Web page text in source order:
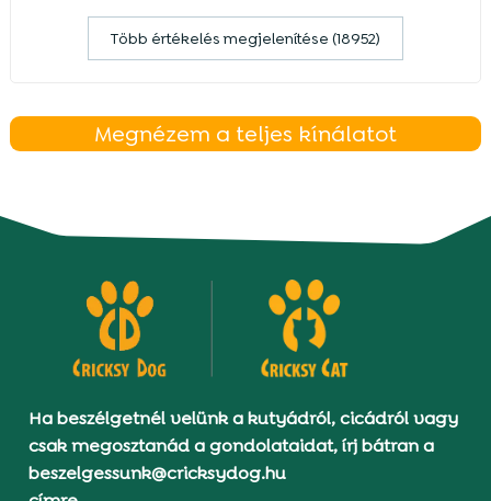
Több értékelés megjelenítése (18952)
Megnézem a teljes kínálatot
Ha beszélgetnél velünk a kutyádról, cicádról vagy
csak megosztanád a gondolataidat, írj bátran a
beszelgessunk@cricksydog.hu